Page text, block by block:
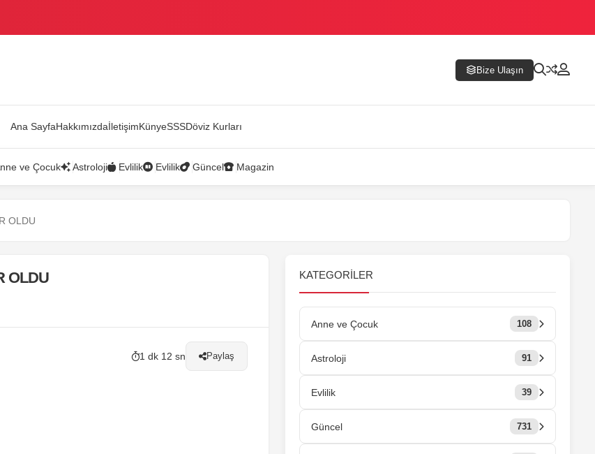
Bize Ulaşın
Ana SayfaHakkımızdaİletişimKünyeSSSDöviz Kurları
ve Çocuk Astroloji Evlilik Evlilik Güncel Magazin
OLDU
OLDU
1 dk 12 sn Paylaş
KATEGORILER
Anne ve Çocuk 108
Astroloji 91
Evlilik 39
Güncel 731